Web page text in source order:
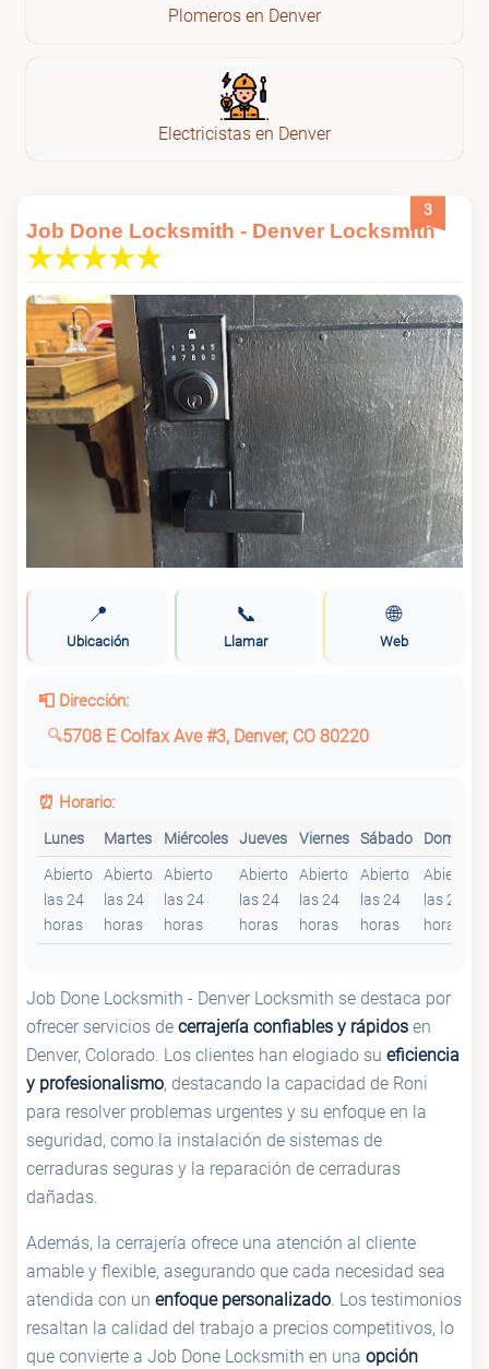
Plomeros en Denver
Electricistas en Denver
3
Job Done Locksmith - Denver Locksmith
📍
Ubicación
📞
Llamar
🌐
Web
📮 Dirección:
5708 E Colfax Ave #3, Denver, CO 80220
⏰ Horario:
Lunes Martes Miércoles Jueves Viernes Sábado Domingo
Abierto
las 24
horas
Abierto
las 24
horas
Abierto
las 24
horas
Abierto
las 24
horas
Abierto
las 24
horas
Abierto
las 24
horas
Abierto
las 24
horas
Job Done Locksmith - Denver Locksmith se destaca por
ofrecer servicios de cerrajería confiables y rápidos en
Denver, Colorado. Los clientes han elogiado su eficiencia
y profesionalismo, destacando la capacidad de Roni
para resolver problemas urgentes y su enfoque en la
seguridad, como la instalación de sistemas de
cerraduras seguras y la reparación de cerraduras
dañadas.
Además, la cerrajería ofrece una atención al cliente
amable y flexible, asegurando que cada necesidad sea
atendida con un enfoque personalizado. Los testimonios
resaltan la calidad del trabajo a precios competitivos, lo
que convierte a Job Done Locksmith en una opción